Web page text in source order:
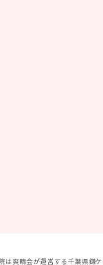
は爽晴会が運営する千葉県鎌